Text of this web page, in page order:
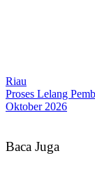
Riau
Proses Lelang
Oktober 2026
Baca Juga